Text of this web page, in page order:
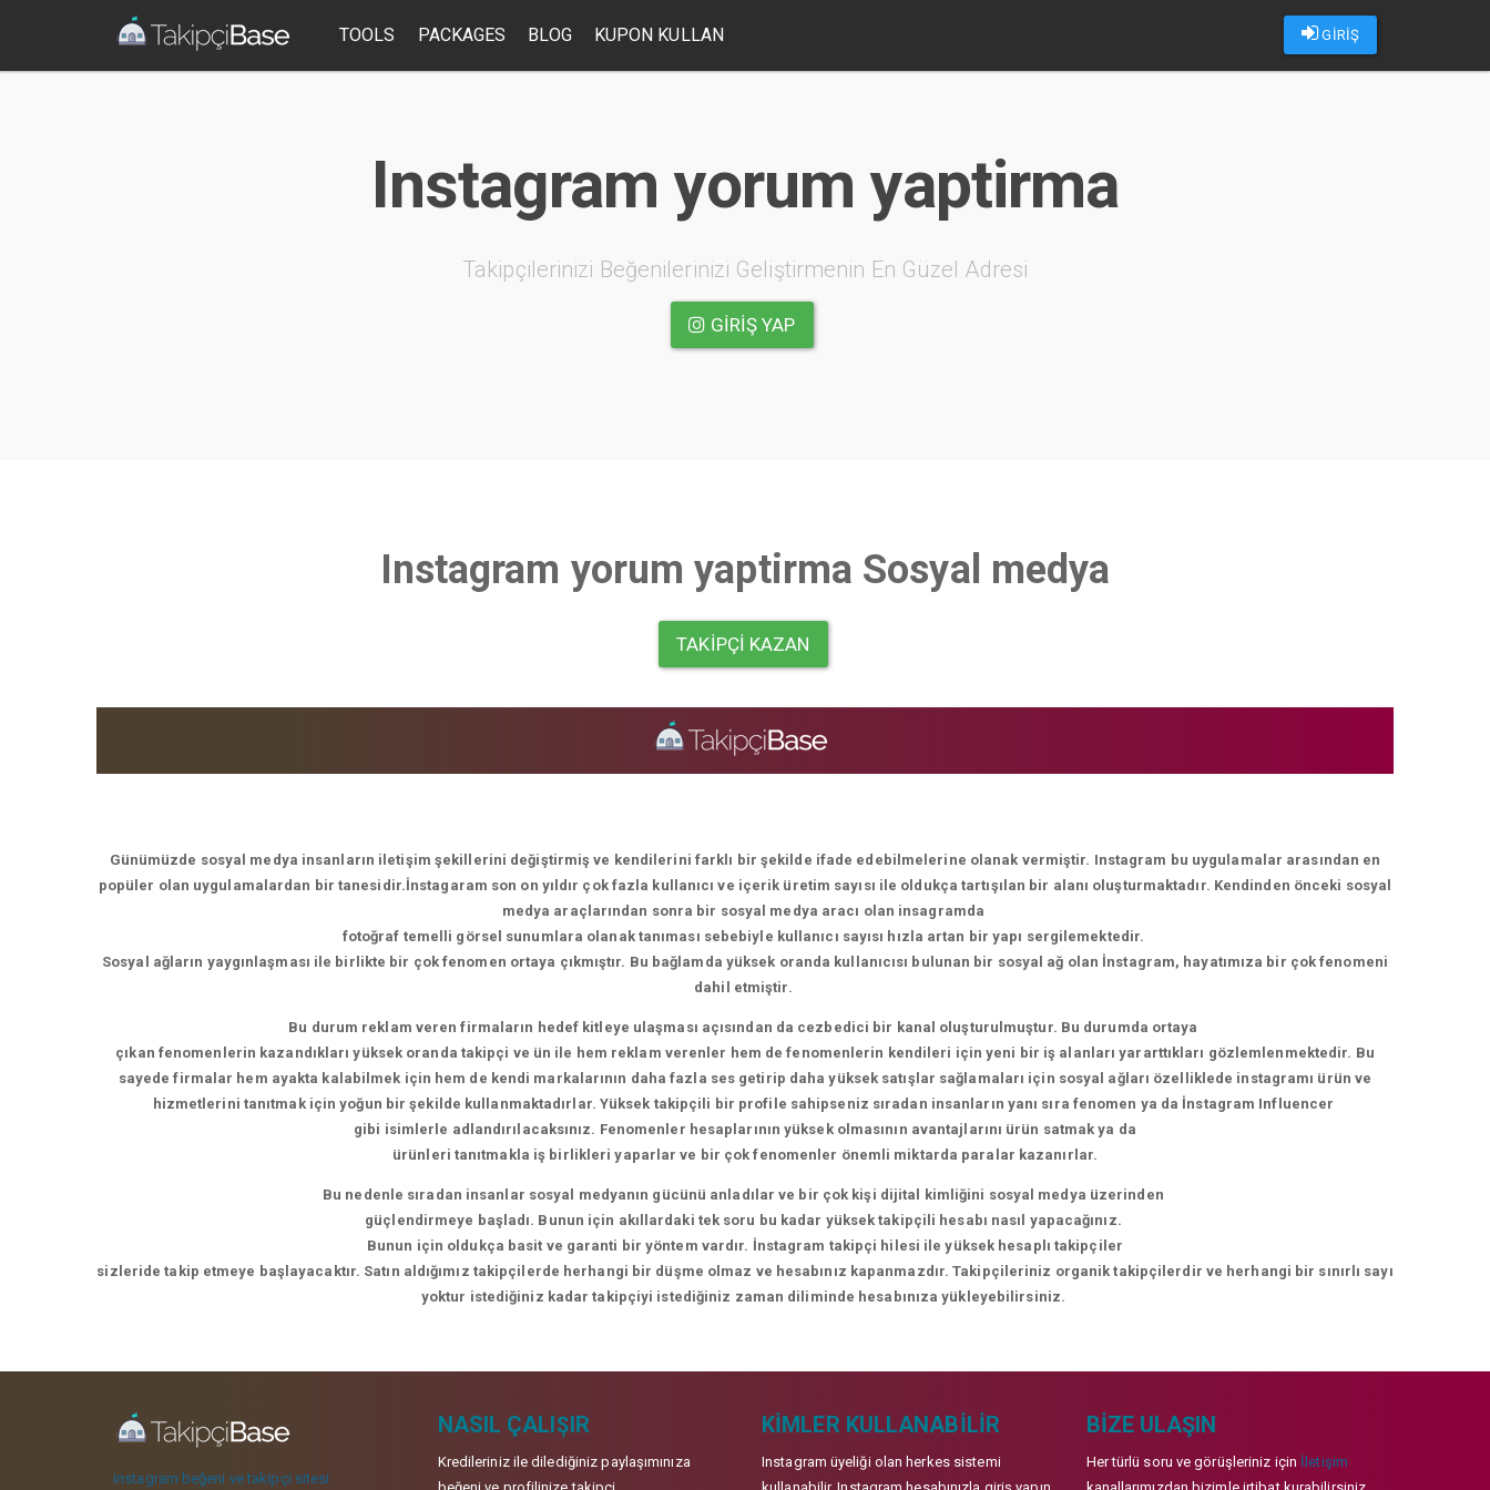
GİRİŞ
TOOLS PACKAGES BLOG KUPON KULLAN
Instagram yorum yaptirma
Takipçilerinizi Beğenilerinizi Geliştirmenin En Güzel Adresi
GIRIŞ YAP
Instagram yorum yaptirma Sosyal medya
TAKIPÇI KAZAN
Günümüzde sosyal medya insanların iletişim şekillerini değiştirmiş ve kendilerini farklı bir şekilde ifade edebilmelerine olanak vermiştir. Instagram bu uygulamalar arasından en
popüler olan uygulamalardan bir tanesidir.İnstagaram son on yıldır çok fazla kullanıcı ve içerik üretim sayısı ile oldukça tartışılan bir alanı oluşturmaktadır. Kendinden önceki sosyal
medya araçlarından sonra bir sosyal medya aracı olan insagramda
fotoğraf temelli görsel sunumlara olanak tanıması sebebiyle kullanıcı sayısı hızla artan bir yapı sergilemektedir.
Sosyal ağların yaygınlaşması ile birlikte bir çok fenomen ortaya çıkmıştır. Bu bağlamda yüksek oranda kullanıcısı bulunan bir sosyal ağ olan İnstagram, hayatımıza bir çok fenomeni
dahil etmiştir.
Bu durum reklam veren firmaların hedef kitleye ulaşması açısından da cezbedici bir kanal oluşturulmuştur. Bu durumda ortaya
çıkan fenomenlerin kazandıkları yüksek oranda takipçi ve ün ile hem reklam verenler hem de fenomenlerin kendileri için yeni bir iş alanları yararttıkları gözlemlenmektedir. Bu
sayede firmalar hem ayakta kalabilmek için hem de kendi markalarının daha fazla ses getirip daha yüksek satışlar sağlamaları için sosyal ağları özelliklede instagramı ürün ve
hizmetlerini tanıtmak için yoğun bir şekilde kullanmaktadırlar. Yüksek takipçili bir profile sahipseniz sıradan insanların yanı sıra fenomen ya da İnstagram Influencer
gibi isimlerle adlandırılacaksınız. Fenomenler hesaplarının yüksek olmasının avantajlarını ürün satmak ya da
ürünleri tanıtmakla iş birlikleri yaparlar ve bir çok fenomenler önemli miktarda paralar kazanırlar.
Bu nedenle sıradan insanlar sosyal medyanın gücünü anladılar ve bir çok kişi dijital kimliğini sosyal medya üzerinden
güçlendirmeye başladı. Bunun için akıllardaki tek soru bu kadar yüksek takipçili hesabı nasıl yapacağınız.
Bunun için oldukça basit ve garanti bir yöntem vardır. İnstagram takipçi hilesi ile yüksek hesaplı takipçiler
sizleride takip etmeye başlayacaktır. Satın aldığımız takipçilerde herhangi bir düşme olmaz ve hesabınız kapanmazdır. Takipçileriniz organik takipçilerdir ve herhangi bir sınırlı sayı
yoktur istediğiniz kadar takipçiyi istediğiniz zaman diliminde hesabınıza yükleyebilirsiniz.
instagram beğeni ve takipçi sitesi
NASIL ÇALIŞIR
Kredileriniz ile dilediğiniz paylaşımınıza
KIMLER KULLANABILIR
Instagram üyeliği olan herkes sistemi
BIZE ULAŞIN
Her türlü soru ve görüşleriniz için İletişim